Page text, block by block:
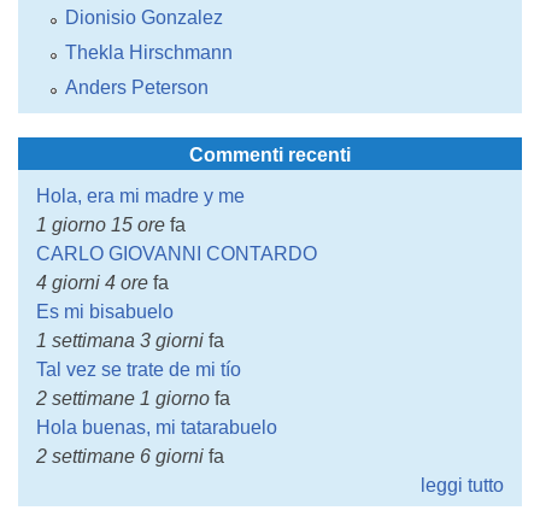
Dionisio Gonzalez
Thekla Hirschmann
Anders Peterson
Commenti recenti
Hola, era mi madre y me
1 giorno 15 ore fa
CARLO GIOVANNI CONTARDO
4 giorni 4 ore fa
Es mi bisabuelo
1 settimana 3 giorni fa
Tal vez se trate de mi tío
2 settimane 1 giorno fa
Hola buenas, mi tatarabuelo
2 settimane 6 giorni fa
leggi tutto